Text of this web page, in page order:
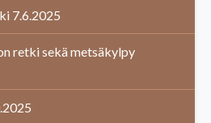
7.6.2025
retki sekä metsäkylpy